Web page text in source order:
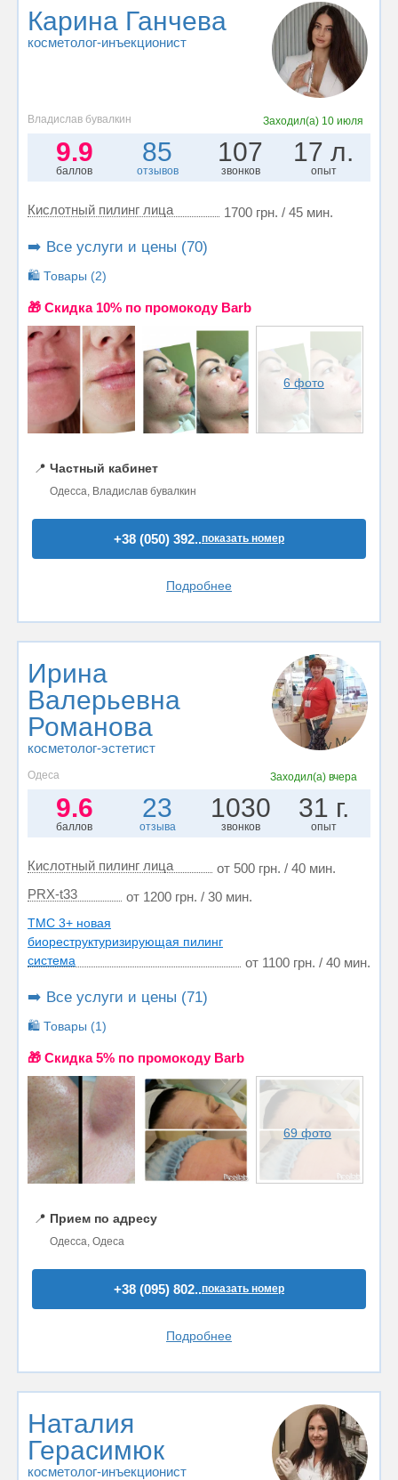
Карина Ганчева
косметолог-инъекционист
Владислав бувалкин Заходил(а) 10 июля
9.9
баллов
85
отзывов
107
звонков
17 л.
опыт
Кислотный пилинг лица 1700 грн. / 45 мин.
➡️ Все услуги и цены (70)
🛍️ Товары (2)
🎁 Cкидка 10% по промокоду Barb
6 фото
📍 Частный кабинет
Одесса, Владислав бувалкин
+38 (050) 392..показать номер
Подробнее
Ирина
Валерьевна
Романова
косметолог-эстетист
Одеса Заходил(а) вчера
9.6
баллов
23
отзыва
1030
звонков
31 г.
опыт
Кислотный пилинг лица
от 500 грн. / 40 мин.
PRX-t33
от 1200 грн. / 30 мин.
TMC 3+ новая
биореструктуризирующая пилинг
система
от 1100 грн. / 40 мин.
➡️ Все услуги и цены (71)
🛍️ Товары (1)
🎁 Cкидка 5% по промокоду Barb
69 фото
📍 Прием по адресу
Одесса, Одеса
+38 (095) 802..показать номер
Подробнее
Наталия
Герасимюк
косметолог-инъекционист